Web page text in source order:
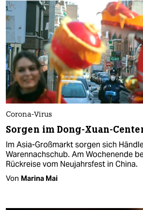
Corona-Virus
Sorgen im Dong-Xuan-
Im Asia-Großmarkt sorgen sich
Warennachschub. Am Wochenende
Rückreise vom Neujahrsfest in China.
Von Marina Mai